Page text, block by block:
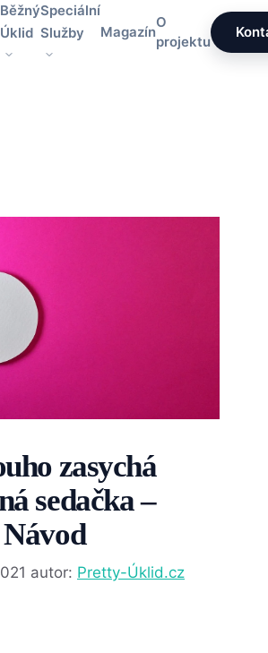
Běžný
Úklid
Speciální
Služby
Magazín
O
projektu
zasychá
sedačka –
autor: Pretty-Úklid.cz